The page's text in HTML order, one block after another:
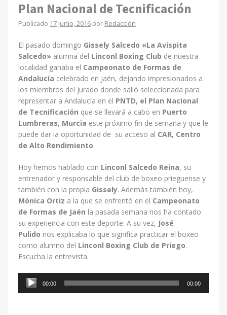
Plan Nacional de Tecnificación
Publicado 17 junio, 2016por Redacción
El pasado domingo Gissely Salcedo «La Avispita
Salcedo»alumna del Linconl Boxing Club de nuestra
localidad ganaba el Campeonato de Formas de
Andalucía celebrado en Jaén, dejando impresionados a
los miembros del jurado donde salió seleccionada para
representar a Andalucía en el PNTD, el Plan Nacional
de Tecnificación que se llevará a cabo en Puerto
Lumbreras, Murcia este próximo fin de semana y que le
puede dar la oportunidad de su acceso al CAR, Centro
de Alto Rendimiento.
Hoy hemos hablado con Linconl Salcedo Reina, su
entrenador y responsable del club de boxeo prieguense y
también con la propia Gissely. Además también hoy,
Mónica Ortiz a la que se enfrentó en el Campeonato
de Formas de Jaén la pasada semana nos ha contado
su experiencia con este deporte. A su vez, José
Pulido nos explicaba lo que significa practicar el boxeo
como alumno del Linconl Boxing Club de Priego.
Escucha la entrevista.
Reproductor
00:00 00:00